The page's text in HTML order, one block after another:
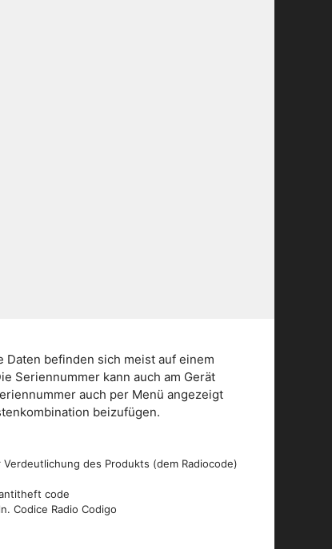
Daten befinden sich meist auf einem
Seriennummer kann auch am Gerät
auch per Menü angezeigt
beizufügen.
des Produkts (dem Radiocode)
code
Codice Radio Codigo